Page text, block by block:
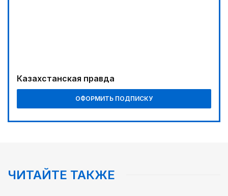
Казахстанская правда
ОФОРМИТЬ ПОДПИСКУ
ЧИТАЙТЕ ТАКЖЕ